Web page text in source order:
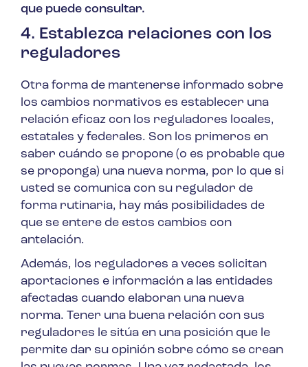
que puede consultar.
4. Establezca relaciones con los
reguladores
Otra forma de mantenerse informado sobre
los cambios normativos es establecer una
relación eficaz con los reguladores locales,
estatales y federales. Son los primeros en
saber cuándo se propone (o es probable que
se proponga) una nueva norma, por lo que si
usted se comunica con su regulador de
forma rutinaria, hay más posibilidades de
que se entere de estos cambios con
antelación.
Además, los reguladores a veces solicitan
aportaciones e información a las entidades
afectadas cuando elaboran una nueva
norma. Tener una buena relación con sus
reguladores le sitúa en una posición que le
permite dar su opinión sobre cómo se crean